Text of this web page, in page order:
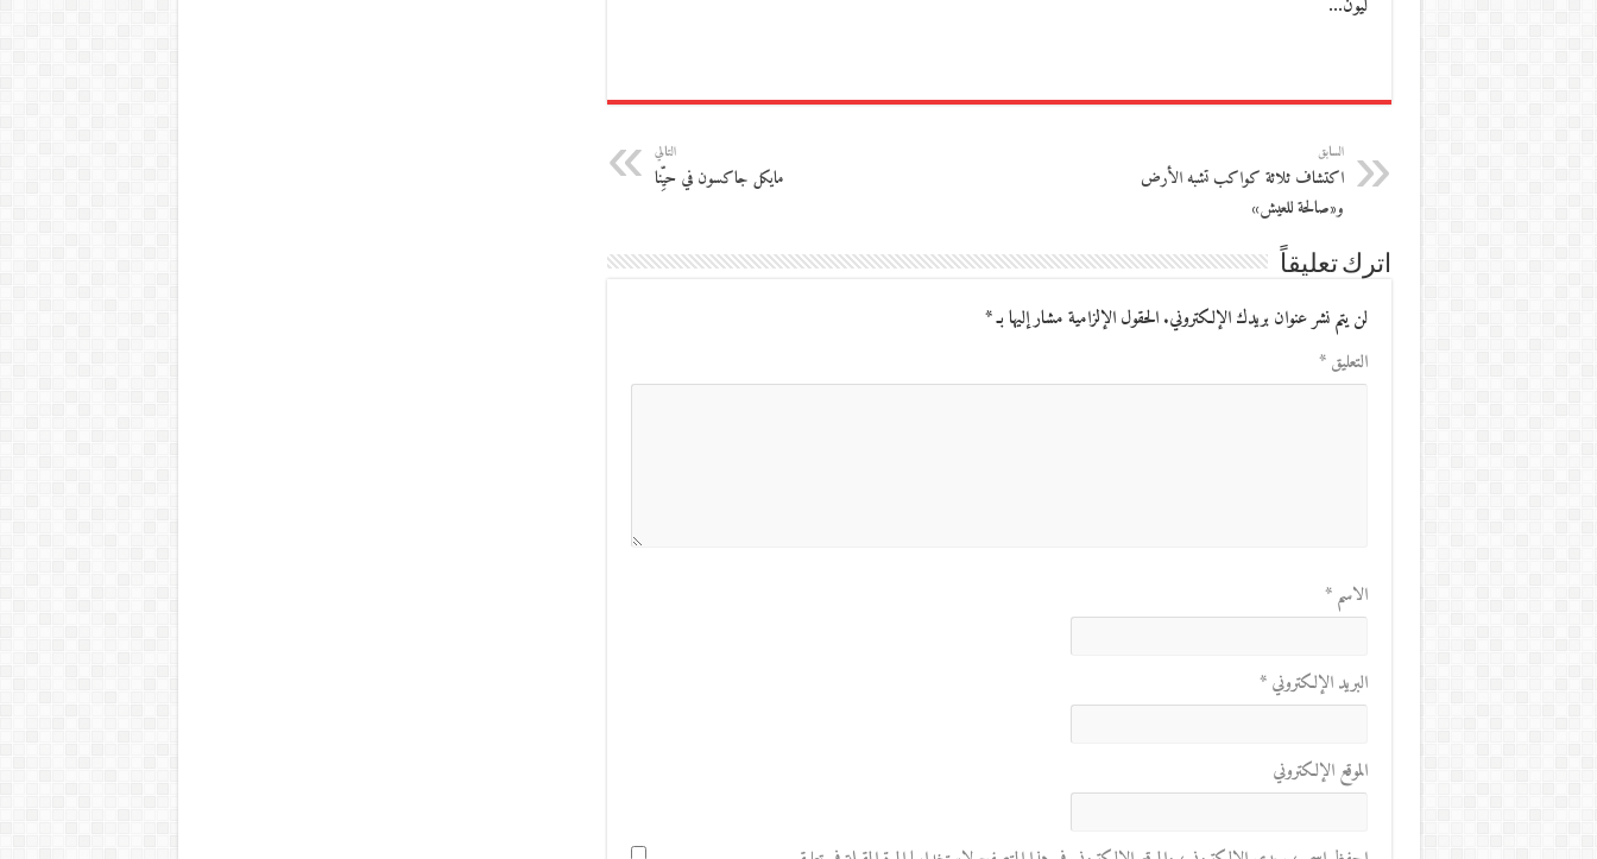
ليون…
السابق
اكتشاف ثلاثة كواكب تشبه الأرض
و«صالحة للعيش»
التالي
مايكل جاكسون في حيِّنا
اترك تعليقاً
لن يتم نشر عنوان بريدك الإلكتروني. الحقول الإلزامية مشار إليها بـ*
التعليق*
الاسم*
البريد الإلكتروني*
الموقع الإلكتروني